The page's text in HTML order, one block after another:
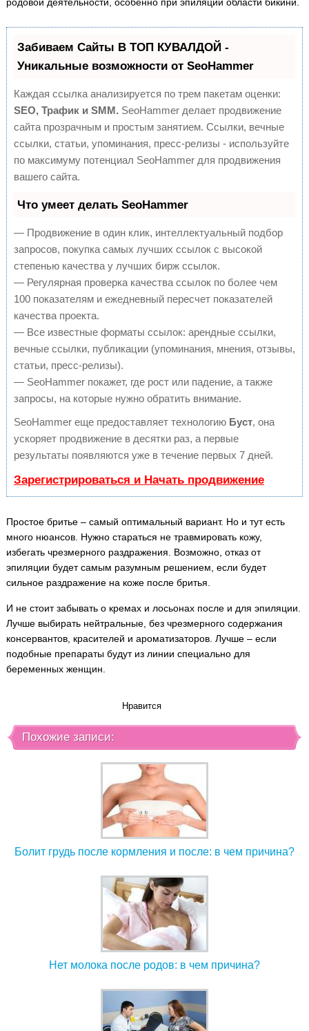
Забиваем Сайты В ТОП КУВАЛДОЙ -
Уникальные возможности от SeoHammer
Каждая ссылка анализируется по трем пакетам оценки:
SEO, Трафик и SMM. SeoHammer делает продвижение
сайта прозрачным и простым занятием. Ссылки, вечные
ссылки, статьи, упоминания, пресс-релизы - используйте
по максимуму потенциал SeoHammer для продвижения
вашего сайта.
Что умеет делать SeoHammer
— Продвижение в один клик, интеллектуальный подбор
запросов, покупка самых лучших ссылок с высокой
степенью качества у лучших бирж ссылок.
— Регулярная проверка качества ссылок по более чем
100 показателям и ежедневный пересчет показателей
качества проекта.
— Все известные форматы ссылок: арендные ссылки,
вечные ссылки, публикации (упоминания, мнения, отзывы,
статьи, пресс-релизы).
— SeoHammer покажет, где рост или падение, а также
запросы, на которые нужно обратить внимание.
SeoHammer еще предоставляет технологию Буст, она
ускоряет продвижение в десятки раз, а первые
результаты появляются уже в течение первых 7 дней.
Зарегистрироваться и Начать продвижение
Простое бритье – самый оптимальный вариант. Но и тут есть
много нюансов. Нужно стараться не травмировать кожу,
избегать чрезмерного раздражения. Возможно, отказ от
эпиляции будет самым разумным решением, если будет
сильное раздражение на коже после бритья.
И не стоит забывать о кремах и лосьонах после и для эпиляции.
Лучше выбирать нейтральные, без чрезмерного содержания
консервантов, красителей и ароматизаторов. Лучше – если
подобные препараты будут из линии специально для
беременных женщин.
Нравится
Похожие записи:
Болит грудь после кормления и после: в чем причина?
Нет молока после родов: в чем причина?